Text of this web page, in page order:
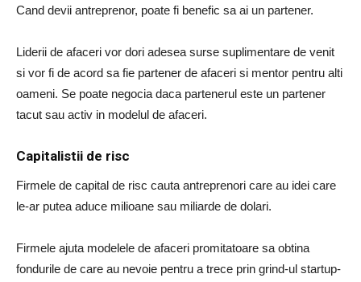
Cand devii antreprenor, poate fi benefic sa ai un partener.
Liderii de afaceri vor dori adesea surse suplimentare de venit
si vor fi de acord sa fie partener de afaceri si mentor pentru alti
oameni. Se poate negocia daca partenerul este un partener
tacut sau activ in modelul de afaceri.
Capitalistii de risc
Firmele de capital de risc cauta antreprenori care au idei care
le-ar putea aduce milioane sau miliarde de dolari.
Firmele ajuta modelele de afaceri promitatoare sa obtina
fondurile de care au nevoie pentru a trece prin grind-ul startup-